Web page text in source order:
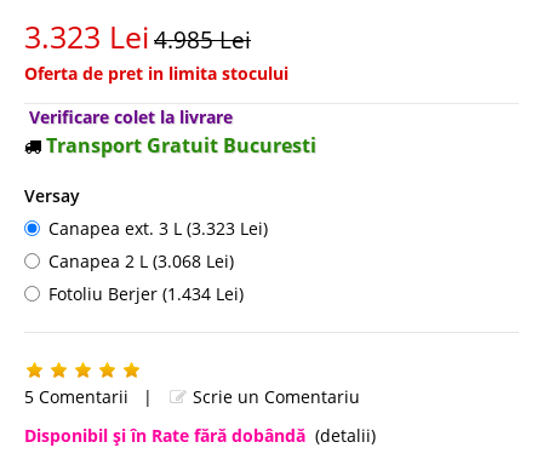
3.323 Lei4.985 Lei
Oferta de pret in limita stocului
Verificare colet la livrare
Transport Gratuit Bucuresti
Versay
Canapea ext. 3 L (3.323 Lei)
Canapea 2 L (3.068 Lei)
Fotoliu Berjer (1.434 Lei)
5 Comentarii |
Scrie un Comentariu
Disponibil şi în Rate fără dobândă (detalii)